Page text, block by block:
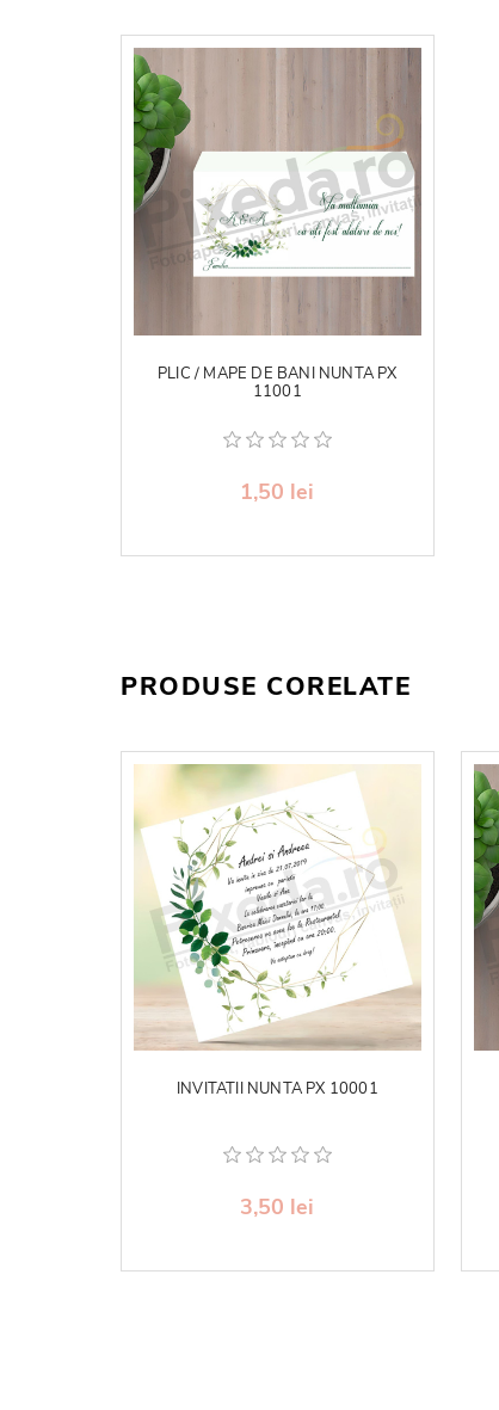
PLIC / MAPE DE BANI NUNTA PX
11001
1,50 lei
PRODUSE CORELATE
INVITATII NUNTA PX 10001
3,50 lei